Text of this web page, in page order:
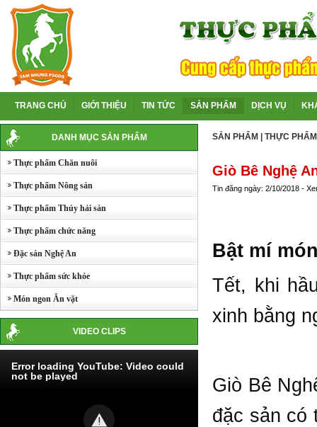
TRANG CHỦ GIỚI THIỆU TIN TỨC SẢN PHẨM DỊCH VỤ
DANH MỤC SẢN PHẨM
Thực phẩm Chăn nuôi
Thực phẩm Nông sản
Thực phẩm Thủy hải sản
Thực phẩm chức năng
Đặc sản Nghệ An
Thực phẩm sức khỏe
Món ngon Ăn vặt
VIDEO CLIPS
Error loading YouTube: Video could
not be played
SẢN PHẨM THỰC
Giò Bê Nghệ
Tin đăng ngày: 2/10/2018 -
Bật mí
Tết, khi
xinh bằng
Giò Bê
đặc sản có